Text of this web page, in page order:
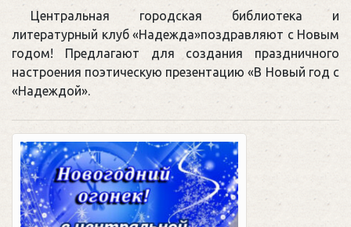
Центральная городская библиотека и
литературный клуб «Надежда»поздравляют с Новым
годом! Предлагают для создания праздничного
настроения поэтическую презентацию «В Новый год с
«Надеждой».